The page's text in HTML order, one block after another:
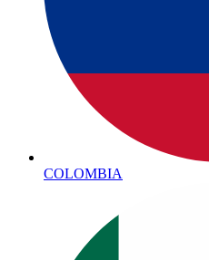
COLOMBIA